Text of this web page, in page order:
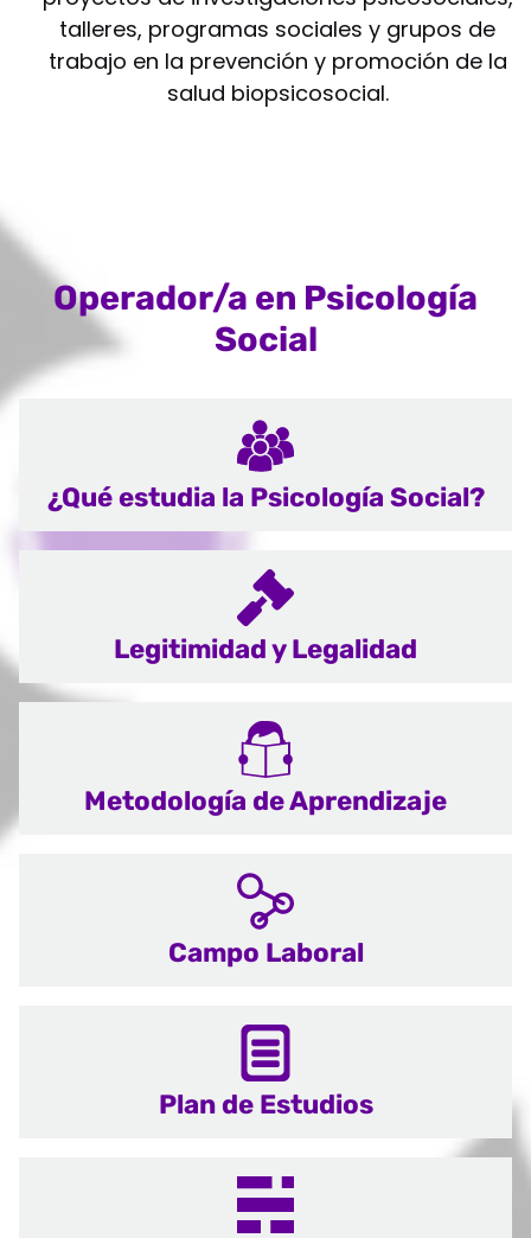
talleres, programas sociales y grupos de
trabajo en la prevención y promoción de la
salud biopsicosocial.
Operador/a en Psicología
Social
¿Qué estudia la Psicología Social?
Legitimidad y Legalidad
Metodología de Aprendizaje
Campo Laboral
Plan de Estudios